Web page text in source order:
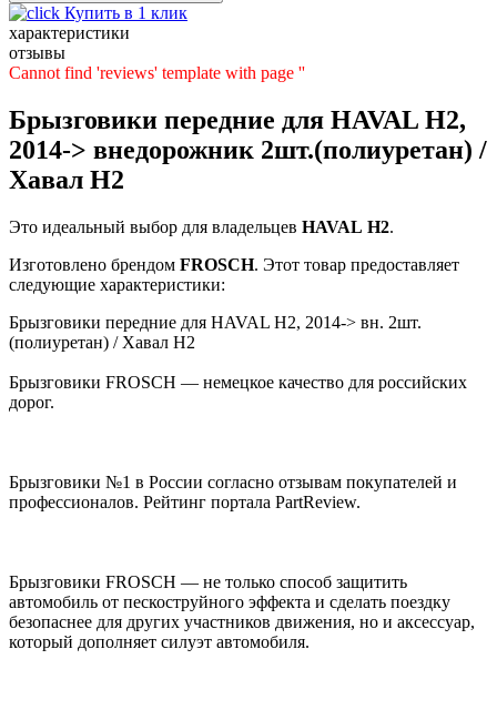
Купить в 1 клик
характеристики
отзывы
Cannot find 'reviews' template with page ''
Брызговики передние для HAVAL H2,
2014-> внедорожник 2шт.(полиуретан) /
Хавал Н2
Это идеальный выбор для владельцев HAVAL H2.
Изготовлено брендом FROSCH. Этот товар предоставляет
следующие характеристики:
Брызговики передние для HAVAL H2, 2014-> вн. 2шт.
(полиуретан) / Хавал Н2
Брызговики FROSCH — немецкое качество для российских
дорог.
Брызговики №1 в России согласно отзывам покупателей и
профессионалов. Рейтинг портала PartReview.
Брызговики FROSCH — не только способ защитить
автомобиль от пескоструйного эффекта и сделать поездку
безопаснее для других участников движения, но и аксессуар,
который дополняет силуэт автомобиля.